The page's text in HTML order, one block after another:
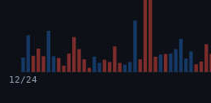
12/24